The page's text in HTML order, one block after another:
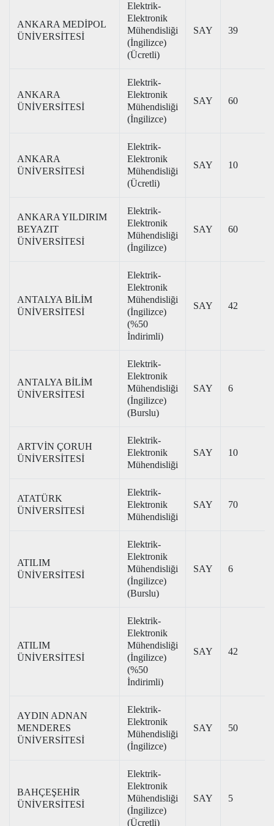
ANKARA MEDİPOL
ÜNİVERSİTESİ
Elektrik-
Elektronik
Mühendisliği
(İngilizce)
(Ücretli)
SAY 39
ANKARA
ÜNİVERSİTESİ
Elektrik-
Elektronik
Mühendisliği
(İngilizce)
SAY 60
ANKARA
ÜNİVERSİTESİ
Elektrik-
Elektronik
Mühendisliği
(Ücretli)
SAY 10
ANKARA YILDIRIM
BEYAZIT
ÜNİVERSİTESİ
Elektrik-
Elektronik
Mühendisliği
(İngilizce)
SAY 60
ANTALYA BİLİM
ÜNİVERSİTESİ
Elektrik-
Elektronik
Mühendisliği
(İngilizce)
(%50
İndirimli)
SAY 42
ANTALYA BİLİM
ÜNİVERSİTESİ
Elektrik-
Elektronik
Mühendisliği
(İngilizce)
(Burslu)
SAY 6
ARTVİN ÇORUH
ÜNİVERSİTESİ
Elektrik-
Elektronik
Mühendisliği
SAY 10
ATATÜRK
ÜNİVERSİTESİ
Elektrik-
Elektronik
Mühendisliği
SAY 70
ATILIM
ÜNİVERSİTESİ
Elektrik-
Elektronik
Mühendisliği
(İngilizce)
(Burslu)
SAY 6
ATILIM
ÜNİVERSİTESİ
Elektrik-
Elektronik
Mühendisliği
(İngilizce)
(%50
İndirimli)
SAY 42
AYDIN ADNAN
MENDERES
ÜNİVERSİTESİ
Elektrik-
Elektronik
Mühendisliği
(İngilizce)
SAY 50
BAHÇEŞEHİR
ÜNİVERSİTESİ
Elektrik-
Elektronik
Mühendisliği
(İngilizce)
(Ücretli)
SAY 5